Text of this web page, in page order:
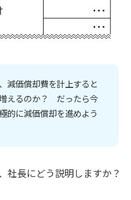
減価償却費を計上すると
えるのか？ だったら今
的に減価償却を進めよう
社長にどう説明しますか？